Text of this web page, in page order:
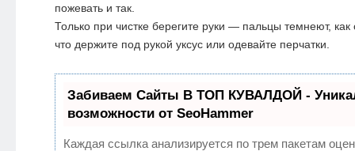
пожевать и так.
Только при чистке берегите руки — пальцы темнеют, как
что держите под рукой уксус или одевайте перчатки.
Забиваем Сайты В ТОП КУВАЛДОЙ -
возможности от SeoHammer
Каждая ссылка анализируется по трем пакетам